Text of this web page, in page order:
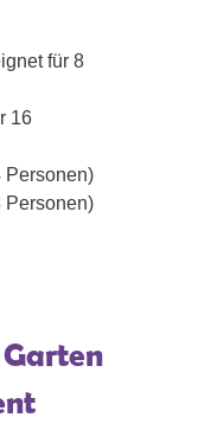
für 8
16
Personen)
Personen)